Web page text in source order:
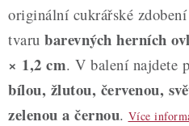
originální cukrářské zdobení
tvaru barevných herních
× 1,2 cm. V balení najdete
bílou, žlutou, červenou,
zelenou a černou. Více